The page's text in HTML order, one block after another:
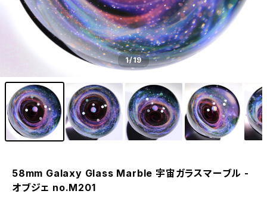
1/19
58mm Galaxy Glass Marble 宇宙ガラスマーブル -
オブジェ no.M201